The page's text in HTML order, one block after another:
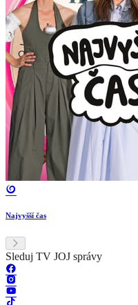
Najvyšší čas
Sleduj TV JOJ správy